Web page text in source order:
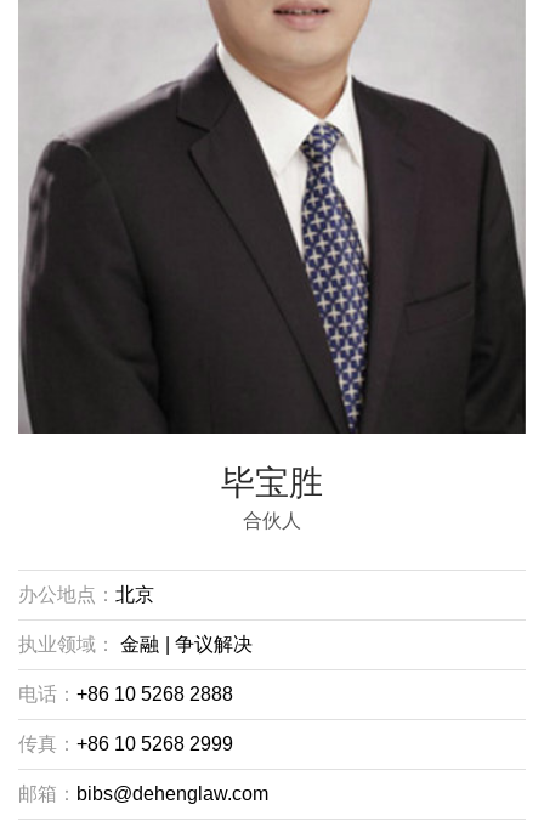
毕宝胜
合伙人
办公地点： 北京
执业领域： 金融 争议解决
电话： +86 10 5268 2888
传真： +86 10 5268 2999
邮箱： bibs@dehenglaw.com